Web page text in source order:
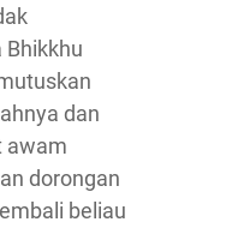
Bhikkhu
dan
awam
dorongan
beliau